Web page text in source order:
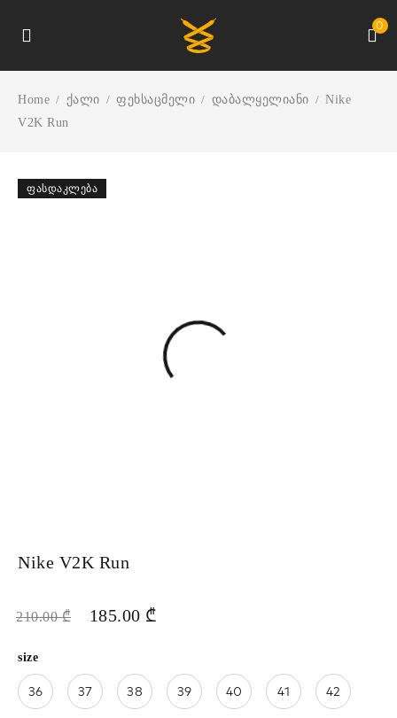
0
Home / ქალი / ფეხსაცმელი / დაბალყელიანი / Nike
V2K Run
ᲤᲐᲡᲓᲐᲙᲚᲔᲑᲐ
Nike V2K Run
210.00₾ 185.00 ₾
size
36 37 38 39 40 41 42